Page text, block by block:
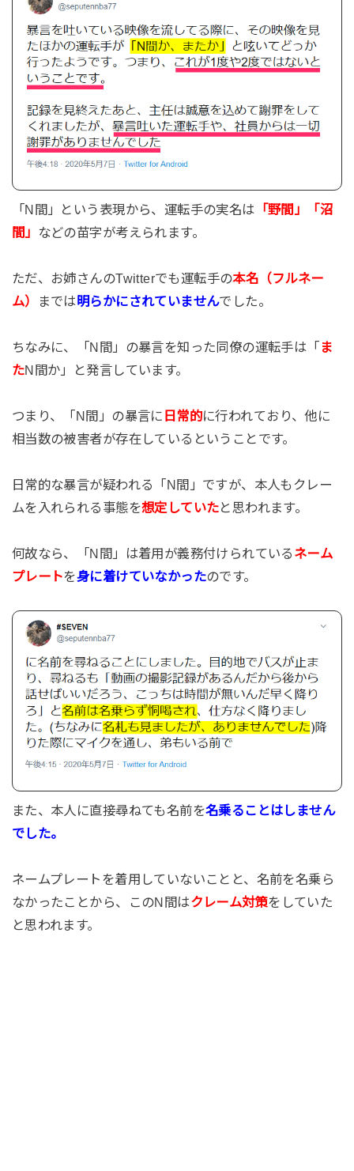
「N間」という表現から、運転手の実名は 「野間」「沼
間」
などの苗字が考えられます。
ただ、お姉さんのTwitterでも運転手の本名（フルネー
ム）
までは明らかにされていませんでした。
ちなみに、「N間」の暴言を知った同僚の運転手は「 ま
たN間か」と発言しています。
つまり、「N間」の暴言に 日常的に行われており、他に
相当数の被害者が存在しているということです。
日常的な暴言が疑われる「N間」ですが、本人もクレー
ムを入れられる事態を想定していたと思われます。
何故なら、「N間」は着用が義務付けられている ネーム
プレートを身に着けていなかったのです。
また、本人に直接尋ねても名前を名乗ることはしません
でした。
ネームプレートを着用していないことと、名前を名乗ら
なかったことから、このN間はクレーム対策をしていた
と思われます。